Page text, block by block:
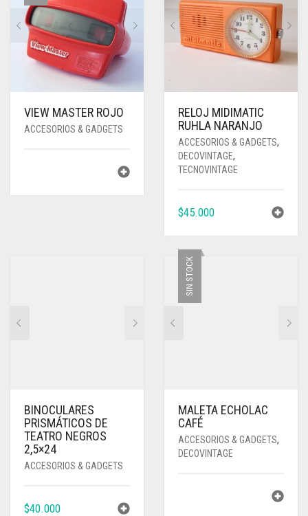
VIEW MASTER ROJO
ACCESORIOS & GADGETS
RELOJ MIDIMATIC
RUHLA NARANJO
ACCESORIOS & GADGETS,
DECOVINTAGE,
TECNOVINTAGE
$45.000
BINOCULARES
PRISMÁTICOS DE
TEATRO NEGROS
2,5×24
ACCESORIOS & GADGETS
$40.000
SIN STOCK
MALETA ECHOLAC
CAFÉ
ACCESORIOS & GADGETS,
DECOVINTAGE